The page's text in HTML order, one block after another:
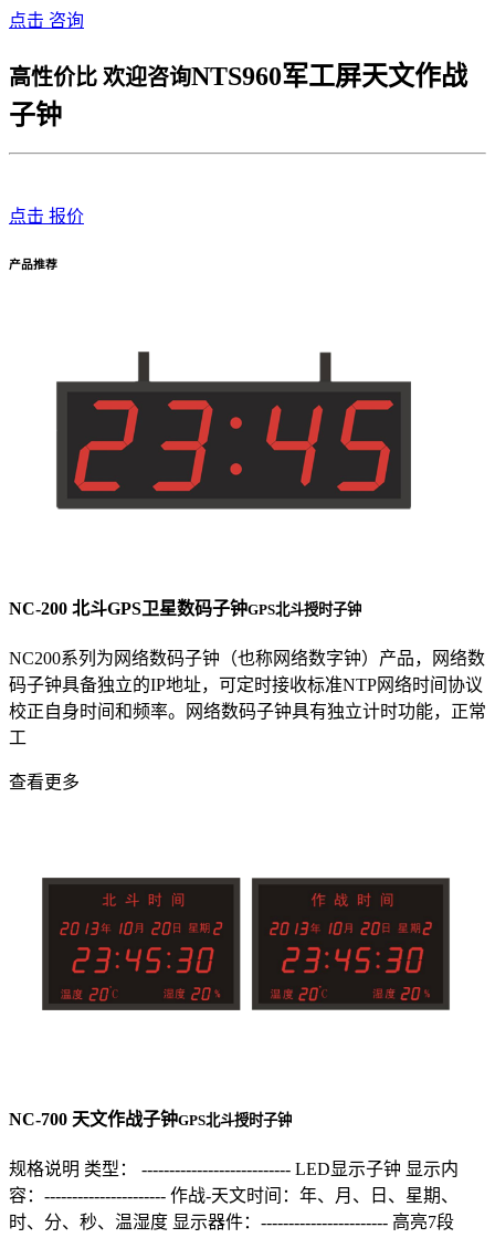
点击 咨询
高性价比 欢迎咨询NTS960军工屏天文作战
子钟
点击 报价
产品推荐
NC-200 北斗GPS卫星数码子钟GPS北斗授时子钟
NC200系列为网络数码子钟（也称网络数字钟）产品，网络数
码子钟具备独立的IP地址，可定时接收标准NTP网络时间协议
校正自身时间和频率。网络数码子钟具有独立计时功能，正常
工
查看更多
NC-700 天文作战子钟GPS北斗授时子钟
规格说明 类型： --------------------------- LED显示子钟 显示内
容：---------------------- 作战-天文时间：年、月、日、星期、
时、分、秒、温湿度 显示器件：----------------------- 高亮7段